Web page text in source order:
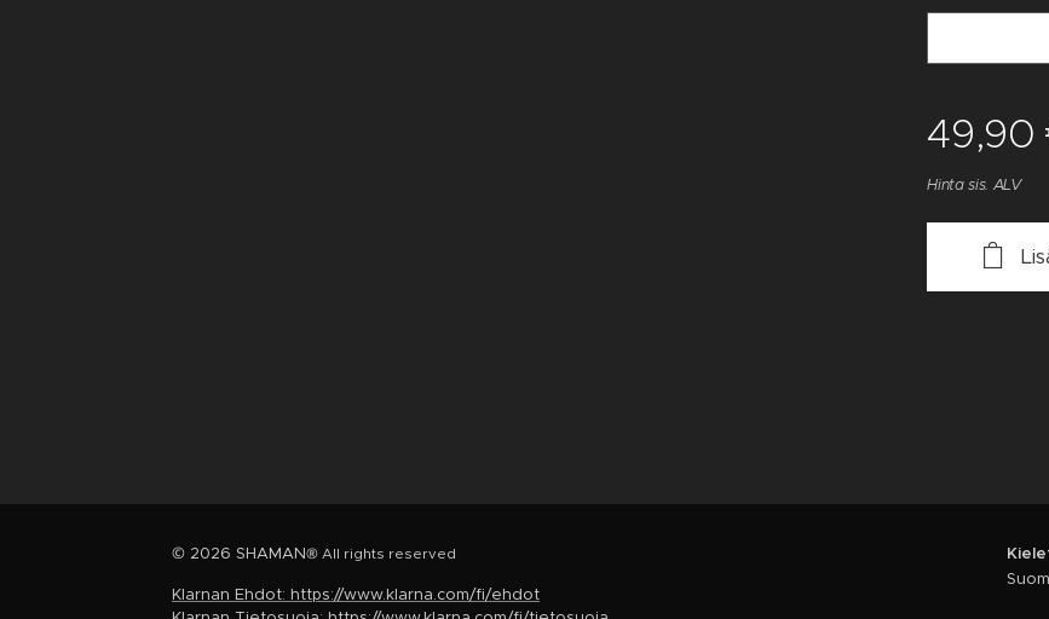
49,90
Hinta sis. ALV
© 2026 SHAMAN® All rights reserved
Klarnan Ehdot: https://www.klarna.com/fi/ehdot